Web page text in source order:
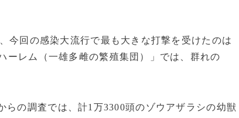
今回の感染大流行で最も大きな打撃を受けたのは
ーレム（一雄多雌の繁殖集団）」では、群れの
らの調査では、計1万3300頭のゾウアザラシの幼獣